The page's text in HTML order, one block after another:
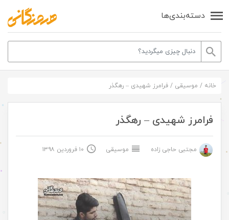
دسته‌بندی‌ها
خانه / موسیقی / فرامرز شهیدی – رهگذر
فرامرز شهیدی – رهگذر
مجتبی حاجی زاده موسیقی ۱۰ فروردین ۱۳۹۸